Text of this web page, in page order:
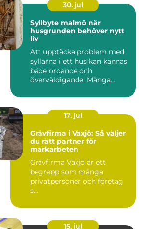
30. jul
Syllbyte malmö när
husgrunden behöver nytt
liv
Att upptäcka problem med
syllarna i ett hus kan kännas
både oroande och
överväldigande. Många
17. jul
Grävfirma i Växjö: Så väljer
du rätt partner för
markarbeten
Grävfirma Växjö är ett
begrepp som många
privatpersoner och företag
s...
15. jul